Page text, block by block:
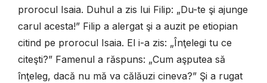
prorocul Isaia. Duhul a zis lui Filip: „Du-te şi ajunge
carul acesta!” Filip a alergat şi a auzit pe etiopian
citind pe prorocul Isaia. El i-a zis: „Înţelegi tu ce
citeşti?” Famenul a răspuns: „Cum aşputea să
înţeleg, dacă nu mă va călăuzi cineva?” Şi a rugat